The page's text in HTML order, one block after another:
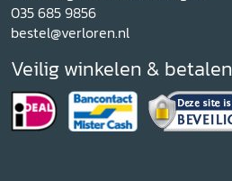
035 685 9856
bestel@verloren.nl
Veilig winkelen & betalen